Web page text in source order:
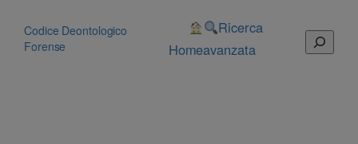
contenuto
Codice Deontologico
Forense
Home
Ricerca
avanzata
Cerca